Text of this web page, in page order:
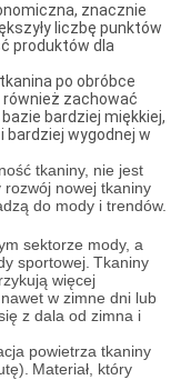
znacznie
liczbę punktów
produktów dla
po obróbce
zachować
bardziej miękkiej,
bardziej wygodnej w
tkaniny, nie jest
rozwój nowej tkaniny
do mody i trendów.
sektorze mody, a
sportowej. Tkaniny
więcej
w zimne dni lub
z dala od zimna i
powietrza tkaniny
Materiał, który